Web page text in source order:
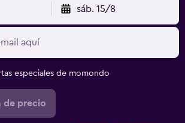
sáb. 15/8
especiales de momondo
de precio